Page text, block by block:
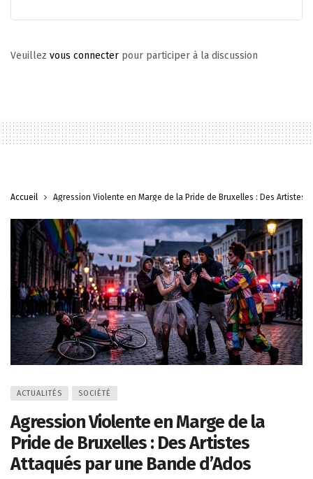
Veuillez vous connecter pour participer à la discussion
Accueil Agression Violente en Marge de la Pride de Bruxelles : Des Artistes
ACTUALITÉS SOCIÉTÉ
Agression Violente en Marge de la
Pride de Bruxelles : Des Artistes
Attaqués par une Bande d’Ados